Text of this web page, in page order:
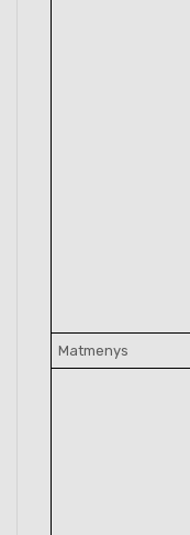
Matmenys